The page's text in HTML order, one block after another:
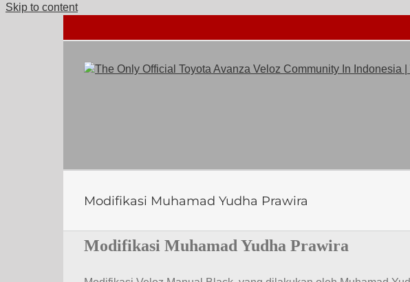
Skip to content
Modifikasi Muhamad Yudha Prawira
Modifikasi Muhamad Yudha Prawira